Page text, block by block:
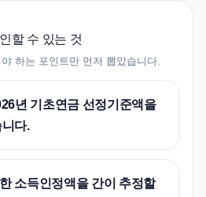
할 수 있는 것
하는 포인트만 먼저 뽑았습니다.
년 기초연금 선정기준액을
다.
소득인정액을 간이 추정할